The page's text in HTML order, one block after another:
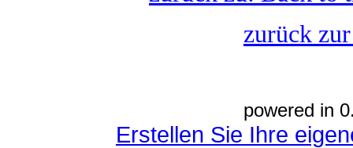
zurück
powered in
Erstellen Sie Ihre